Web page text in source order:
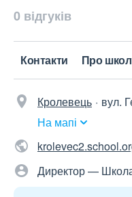
0 відгуків
Контакти Про
Кролевець
вул.
На мапі
Директор —